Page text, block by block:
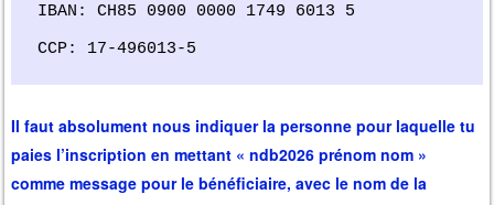
IBAN: CH85 0900 0000 1749 6013 5
CCP: 17-496013-5
Il faut absolument nous indiquer la personne pour laquelle tu
paies l’inscription en mettant « ndb2026 prénom nom »
comme message pour le bénéficiaire, avec le nom de la